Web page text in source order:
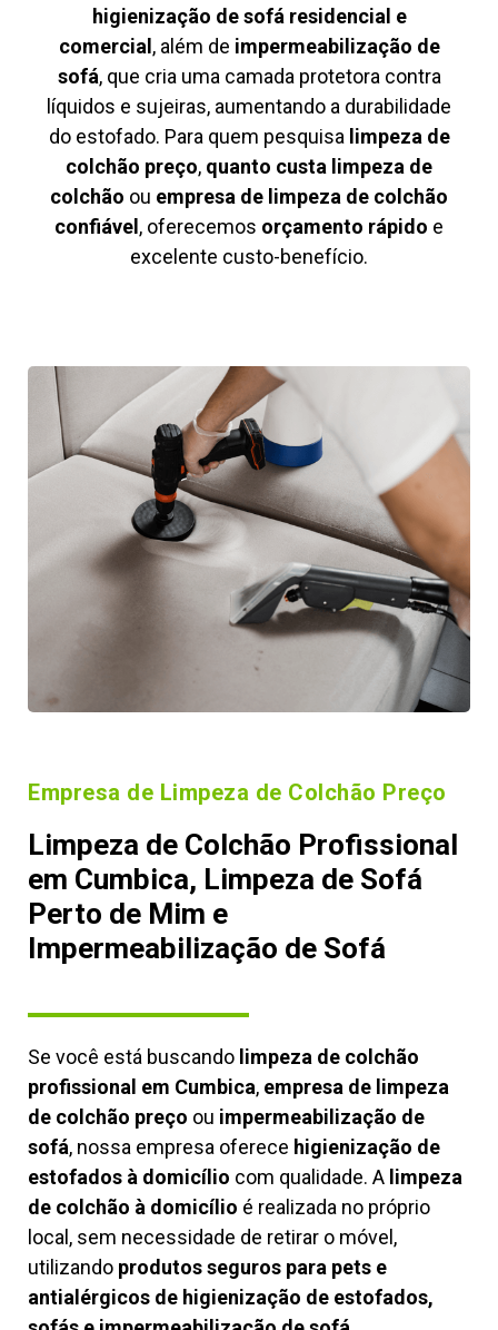
higienização de sofá residencial e
comercial , além de impermeabilização de
sofá, que cria uma camada protetora contra
líquidos e sujeiras, aumentando a durabilidade
do estofado. Para quem pesquisa limpeza de
colchão preço, quanto custa limpeza de
colchão ou empresa de limpeza de colchão
confiável , oferecemos orçamento rápido e
excelente custo-benefício.
Empresa de Limpeza de Colchão Preço
Limpeza de Colchão Profissional
em Cumbica, Limpeza de Sofá
Perto de Mim e
Impermeabilização de Sofá
Se você está buscando limpeza de colchão
profissional em Cumbica, empresa de limpeza
de colchão preço ou impermeabilização de
sofá, nossa empresa oferece higienização de
estofados à domicílio com qualidade. A limpeza
de colchão à domicílio é realizada no próprio
local, sem necessidade de retirar o móvel,
utilizando produtos seguros para pets e
antialérgicos de higienização de estofados,